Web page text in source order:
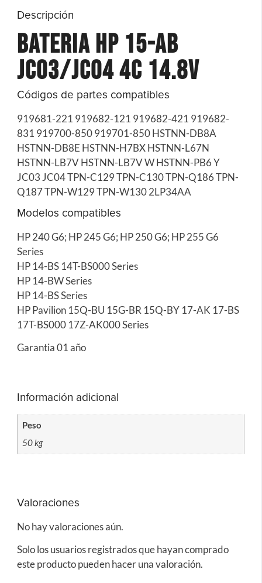
Descripción
Bateria Hp 15-ab
jc03/jc04 4c 14.8v
Códigos de partes compatibles
919681-221 919682-121 919682-421 919682-
831 919700-850 919701-850 HSTNN-DB8A
HSTNN-DB8E HSTNN-H7BX HSTNN-L67N
HSTNN-LB7V HSTNN-LB7V W HSTNN-PB6 Y
JC03 JC04 TPN-C129 TPN-C130 TPN-Q186 TPN-
Q187 TPN-W129 TPN-W130 2LP34AA
Modelos compatibles
HP 240 G6; HP 245 G6; HP 250 G6; HP 255 G6
Series
HP 14-BS 14T-BS000 Series
HP 14-BW Series
HP 14-BS Series
HP Pavilion 15Q-BU 15G-BR 15Q-BY 17-AK 17-BS
17T-BS000 17Z-AK000 Series
Garantia 01 año
Información adicional
Peso
50 kg
Valoraciones
No hay valoraciones aún.
Solo los usuarios registrados que hayan comprado
este producto pueden hacer una valoración.